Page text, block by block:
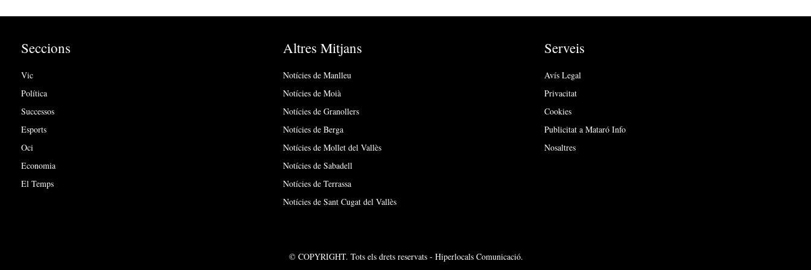
Seccions
Vic
Política
Successos
Esports
Oci
Economia
El Temps
Altres Mitjans
Notícies de Manlleu
Notícies de Moià
Notícies de Granollers
Notícies de Berga
Notícies de Mollet del Vallès
Notícies de Sabadell
Notícies de Terrassa
Notícies de Sant Cugat del Vallès
Serveis
Avís Legal
Privacitat
Cookies
Publicitat a Mataró Info
Nosaltres
© COPYRIGHT. Tots els drets reservats - Hiperlocals Comunicació.